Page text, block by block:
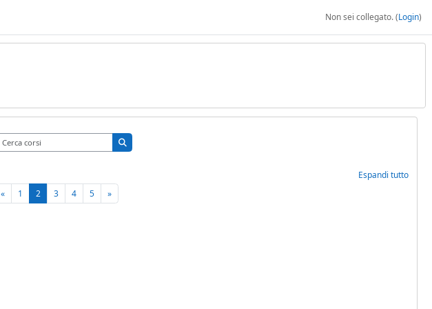
Non sei collegato. (Login)
Cerca corsi
Cerca corsi
Espandi tutto
«Pagina precedente
1 Pagina 1
2 Pagina 2
3Pagina 3
4Pagina 4
5Pagina 5
»Pagina successiva